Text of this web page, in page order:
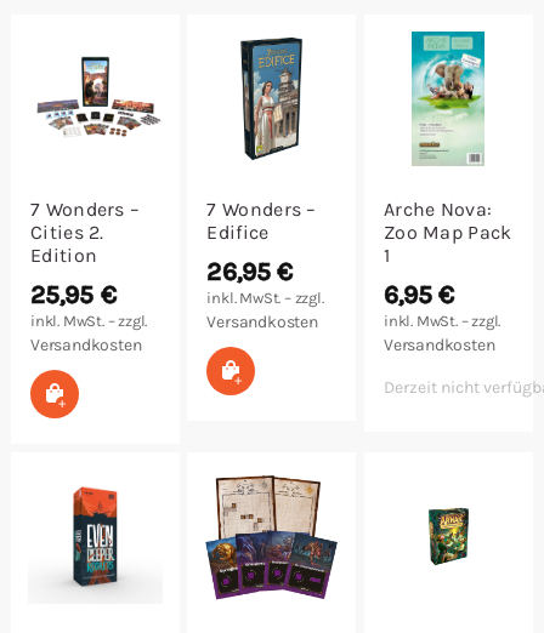
Rollenspiele
Spielzubehör
Tabletop
Würfel
7 Wonders –
Cities 2.
Edition
25,95 €
inkl. MwSt. – zzgl.
Versandkosten
In den Warenkorb
7 Wonders –
Edifice
26,95€
inkl. MwSt. – zzgl.
Versandkosten
In den Warenkorb
Arche Nova:
Zoo Map Pack
1
6,95€
inkl. MwSt. – zzgl.
Versandkosten
Derzeit nicht